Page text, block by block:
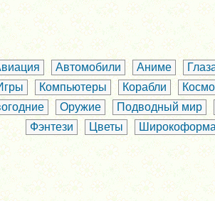
Автомобили Аниме
Компьютеры Корабли
Оружие Подводный мир
Фэнтези
Цветы